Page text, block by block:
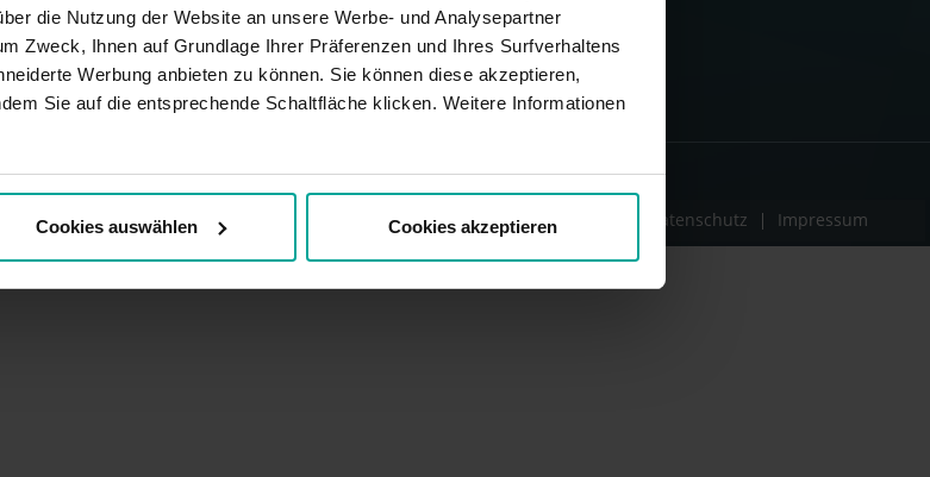
die Nutzung der Website an unsere Werbe- und Analysepartner
Zweck, Ihnen auf Grundlage Ihrer Präferenzen und Ihres Surfverhaltens
Werbung anbieten zu können. Sie können diese akzeptieren,
Sie auf die entsprechende Schaltfläche klicken. Weitere Informationen
Cookies auswählen Cookies akzeptieren
Charlottenburg 10 45 148, Deutschland
NUTZUNGSBEDINGUNGEN Datenschutz Impressum